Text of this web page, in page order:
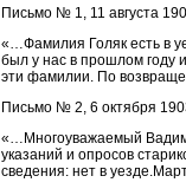
Письмо № 1, 11 августа
«…Фамилия Голяк есть в
был у нас в прошлом году
эти фамилии. По
Письмо № 2, 6 октября
«…Многоуважаемый
указаний и опросов
сведения: нет в